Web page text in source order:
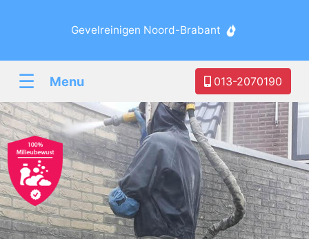
Gevelreinigen Noord-Brabant
☰ Menu 013-2070190